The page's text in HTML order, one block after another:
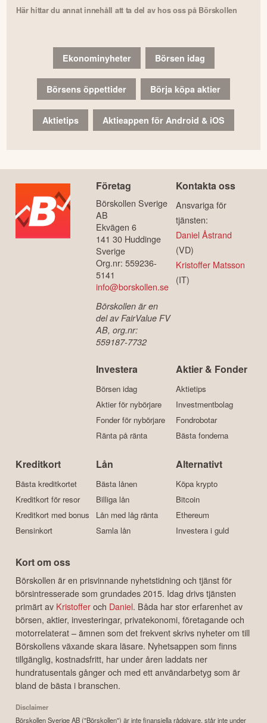
Här hittar du annat innehåll att ta del av hos oss på Börskollen
Ekonominyheter Börsen idag
Börsens öppettider Börja köpa aktier
Aktietips Aktieappen för Android & iOS
Företag
Börskollen Sverige
AB
Ekvägen 6
141 30 Huddinge
Sverige
Org.nr: 559236-
5141
info@borskollen.se
Börskollen är en
del av FairValue FV
AB, org.nr:
559187-7732
Kontakta oss
Ansvariga för
tjänsten:
Daniel Åstrand
(VD)
Kristoffer Matsson
(IT)
Investera
Börsen idag
Aktier för nybörjare
Fonder för nybörjare
Ränta på ränta
Aktier & Fonder
Aktietips
Investmentbolag
Fondrobotar
Bästa fonderna
Kreditkort
Bästa kreditkortet
Kreditkort för resor
Kreditkort med bonus
Bensinkort
Lån
Bästa lånen
Billiga lån
Lån med låg ränta
Samla lån
Alternativt
Köpa krypto
Bitcoin
Ethereum
Investera i guld
Kort om oss
Börskollen är en prisvinnande nyhetstidning och tjänst för
börsintresserade som grundades 2015. Idag drivs tjänsten
primärt av Kristofferoch Daniel. Båda har stor erfarenhet av
börsen, aktier, investeringar, privatekonomi, företagande och
motorrelaterat – ämnen som det frekvent skrivs nyheter om till
Börskollens växande skara läsare. Nyhetsappen som finns
tillgänglig, kostnadsfritt, har under åren laddats ner
hundratusentals gånger och med ett användarbetyg som är
bland de bästa i branschen.
Disclaimer
Börskollen Sverige AB ("Börskollen") är inte finansiella rådgivare, står inte under